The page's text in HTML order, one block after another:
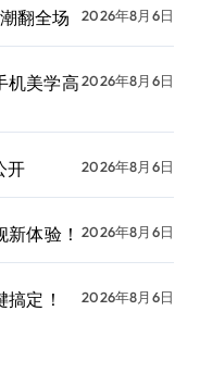
翻全场 2026年8月6日
机美学高2026年8月6日
开 2026年8月6日
体验！ 2026年8月6日
定！ 2026年8月6日